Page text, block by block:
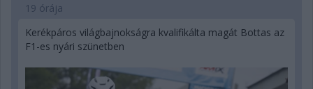
19 órája
Kerékpáros világbajnokságra kvalifikálta magát Bottas az
F1-es nyári szünetben